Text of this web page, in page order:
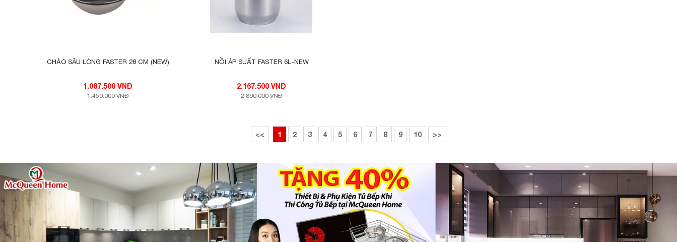
Bộ nồi Faster Luxury nấu được trên tất cả các loại bếp, đặc biệt dùng tốt nhất với bếp từ. An toàn khi sử dụng trong máy rửa
bát, lò nướng…Bộ nồi gọn nhẹ và nhiều chức năng, sang trọng mang lại sự tiện dụng trong việc nấu nướng hằng ngày, giúp trang
trí làm đẹp thêm cho không gian bếp hiện đại của gia đình bạn. Chất liêu sáng bóng, không gỉ sét, bền đẹp với thời gian.
CHẢO SÂU LÒNG FASTER 28 CM (NEW)
1.087.500 VNĐ
1.450.000 VNĐ
NỒI ÁP SUẤT FASTER 6L-NEW
2.167.500 VNĐ
2.890.000 VNĐ
<< 1 2 3 4 5 6 7 8 9 10 >>